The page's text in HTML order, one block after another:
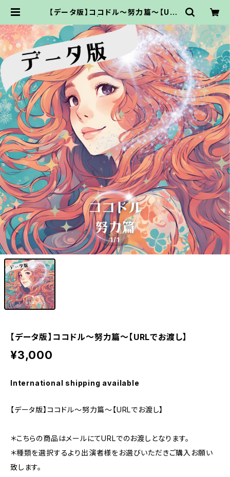
【データ版】ココドル〜努力篇〜【URL
1/1
【データ版】ココドル〜努力篇〜【URLでお渡し】
¥3,000
International shipping available
【データ版】ココドル〜努力篇〜【URLでお渡し】
＊こちらの商品はメールにてURLでのお渡しとなります。
＊種類を選択するより出演者様をお選びいただきご購入お願い
致します。